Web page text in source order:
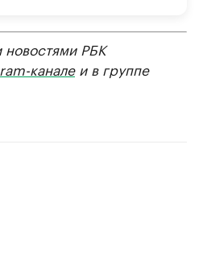
новостями РБК
каналеи в группе